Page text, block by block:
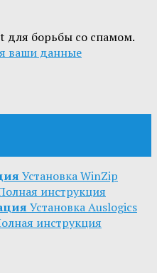
для борьбы со спамом.
ваши данные
Установка WinZip
инструкция
Установка Auslogics
инструкция